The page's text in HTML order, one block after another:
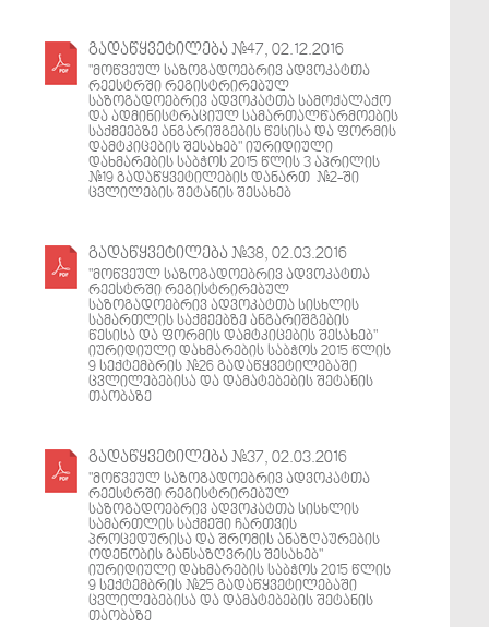
გადაწყვეტილება #47, 02.12.2016
"მოწვეულ საზოგადოებრივ ადვოკატთა
რეესტრში რეგისტრირებულ
საზოგადოებრივ ადვოკატთა სამოქალაქო
და ადმინისტრაციულ სამართალწარმოების
საქმეებზე ანგარიშგების წესისა და ფორმის
დამტკიცების შესახებ" იურიდიული
დახმარების საბჭოს 2015 წლის 3 აპრილის
#19 გადაწყვეტილების დანართ #2-ში
ცვლილების შეტანის შესახებ
გადაწყვეტილება #38, 02.03.2016
"მოწვეულ საზოგადოებრივ ადვოკატთა
რეესტრში რეგისტრირებულ
საზოგადოებრივ ადვოკატთა სისხლის
სამართლის საქმეებზე ანგარიშგების
წესისა და ფორმის დამტკიცების შესახებ"
იურიდიული დახმარების საბჭოს 2015 წლის
9 სექტემბრის #26 გადაწყვეტილებაში
ცვლილებებისა და დამატებების შეტანის
თაობაზე
გადაწყვეტილება #37, 02.03.2016
"მოწვეულ საზოგადოებრივ ადვოკატთა
რეესტრში რეგისტრირებულ
საზოგადოებრივ ადვოკატთა სისხლის
სამართლის საქმეში ჩართვის
პროცედურისა და შრომის ანაზღაურების
ოდენობის განსაზღვრის შესახებ"
იურიდიული დახმარების საბჭოს 2015 წლის
9 სექტემბრის #25 გადაწყვეტილებაში
ცვლილებებისა და დამატებების შეტანის
თაობაზე